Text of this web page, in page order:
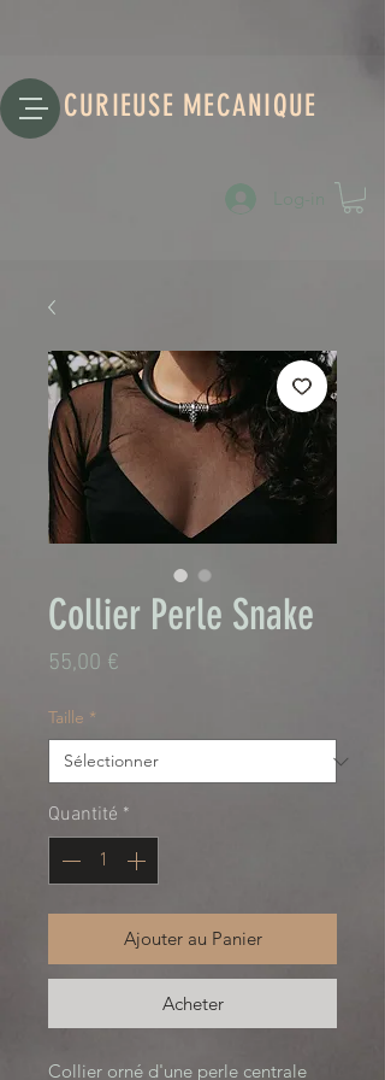
CURIEUSE MECANIQUE
Log-in
Collier Perle Snake
55,00 €
Taille *
Quantité *
Ajouter au Panier
Acheter
Collier orné d'une perle centrale